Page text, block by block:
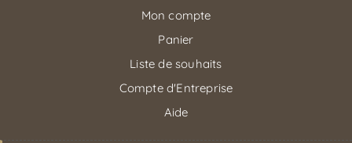
Mon compte
Panier
Liste de souhaits
Compte d'Entreprise
Aide